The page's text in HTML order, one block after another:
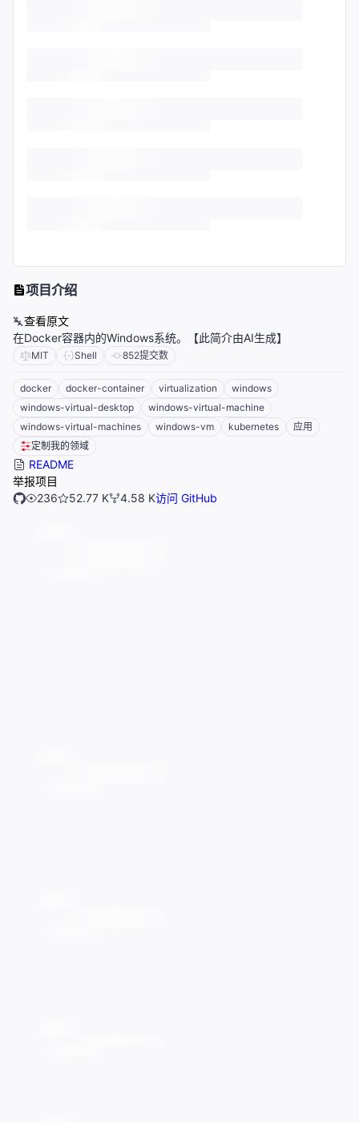
项目介绍
查看原文
在Docker容器内的Windows系统。【此简介由AI生成】
MIT Shell 852提交数
docker docker-container virtualization
windows
windows-virtual-desktop
windows-virtual-machine
windows-virtual-machines
windows-vm kubernetes
应用
定制我的领域
README
举报项目
236
52.77 K 4.58 K访问 GitHub